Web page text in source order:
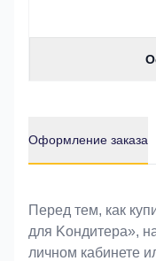
Оформление заказа
Оформление
Перед тем, как
для Koндитeрa»,
личном кабинете